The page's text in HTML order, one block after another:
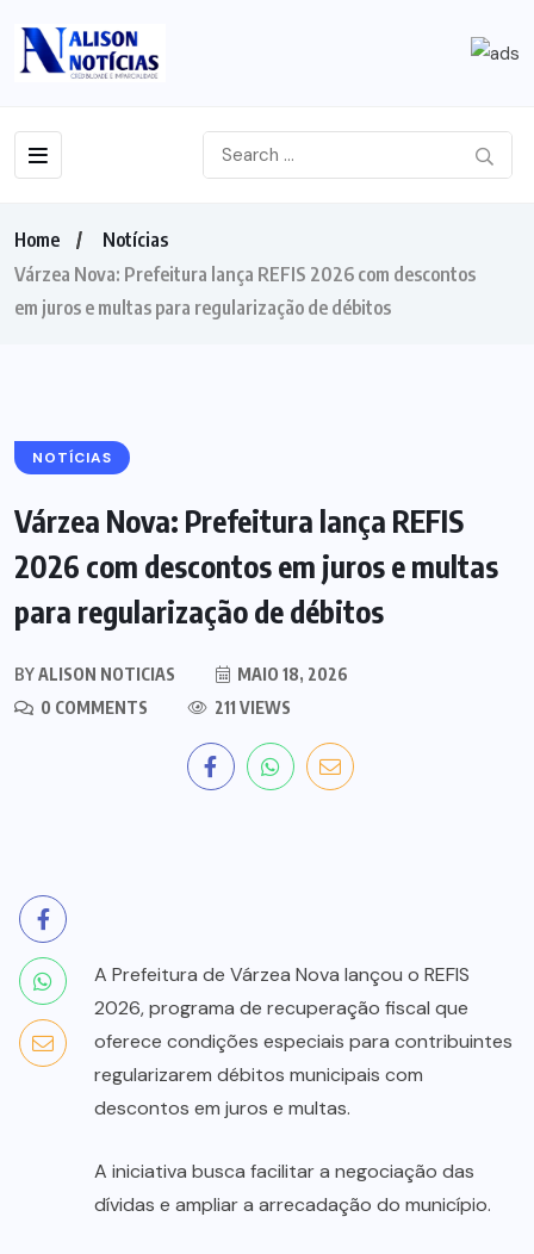
Home
Notícias
Várzea Nova: Prefeitura lança REFIS 2026 com descontos
em juros e multas para regularização de débitos
NOTÍCIAS
Várzea Nova: Prefeitura lança REFIS
2026 com descontos em juros e multas
para regularização de débitos
BYALISON NOTICIAS
MAIO 18, 2026
0 COMMENTS
211 VIEWS
A Prefeitura de Várzea Nova lançou o REFIS
2026, programa de recuperação fiscal que
oferece condições especiais para contribuintes
regularizarem débitos municipais com
descontos em juros e multas.
A iniciativa busca facilitar a negociação das
dívidas e ampliar a arrecadação do município.